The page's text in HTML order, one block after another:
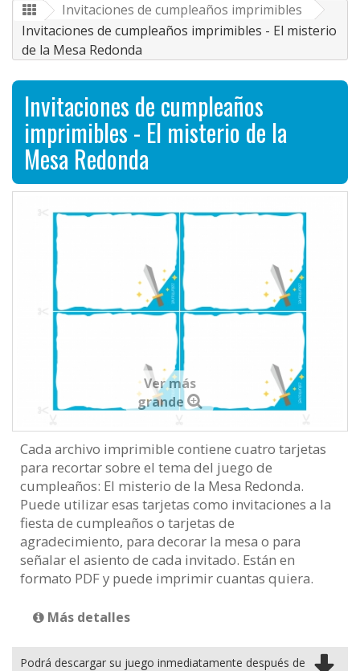
Invitaciones de cumpleaños imprimibles
Invitaciones de cumpleaños imprimibles - El misterio
de la Mesa Redonda
Invitaciones de cumpleaños
imprimibles - El misterio de la
Mesa Redonda
Ver más
grande
Cada archivo imprimible contiene cuatro tarjetas
para recortar sobre el tema del juego de
cumpleaños: El misterio de la Mesa Redonda.
Puede utilizar esas tarjetas como invitaciones a la
fiesta de cumpleaños o tarjetas de
agradecimiento, para decorar la mesa o para
señalar el asiento de cada invitado. Están en
formato PDF y puede imprimir cuantas quiera.
Más detalles
Podrá descargar su juego inmediatamente después de